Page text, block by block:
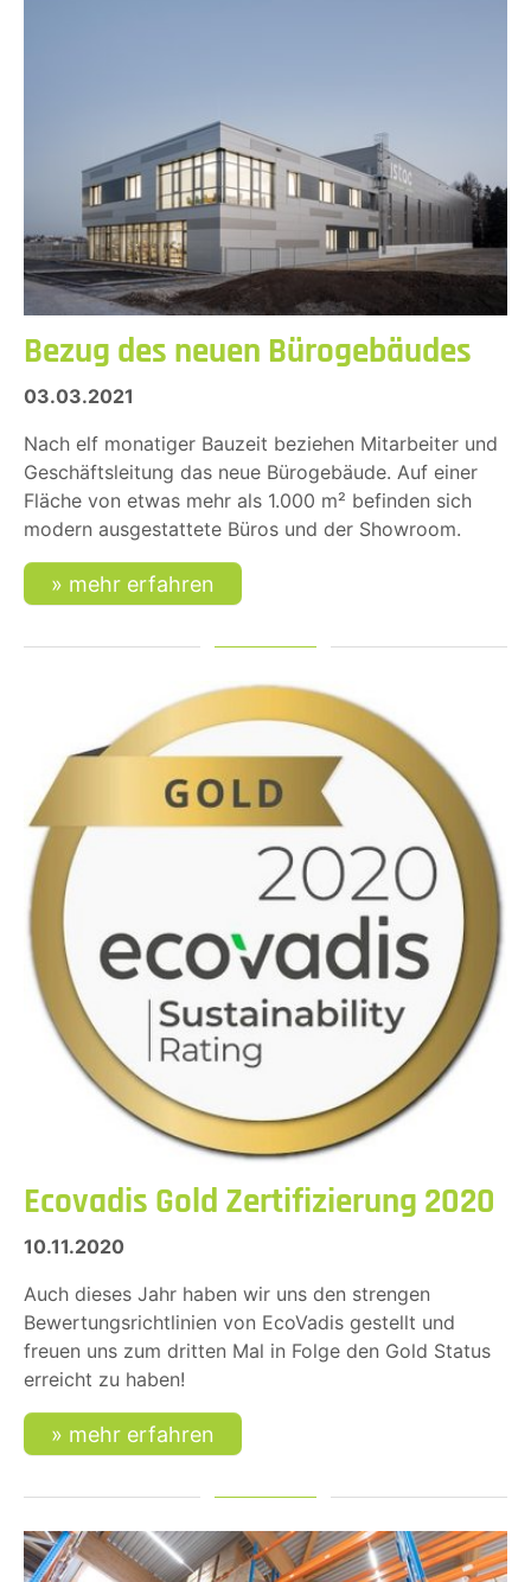
Bezug des neuen Bürogebäudes
03.03.2021
Nach elf monatiger Bauzeit beziehen Mitarbeiter und
Geschäftsleitung das neue Bürogebäude. Auf einer
Fläche von etwas mehr als 1.000 m² befinden sich
modern ausgestattete Büros und der Showroom.
mehr erfahren
Ecovadis Gold Zertifizierung 2020
10.11.2020
Auch dieses Jahr haben wir uns den strengen
Bewertungsrichtlinien von EcoVadis gestellt und
freuen uns zum dritten Mal in Folge den Gold Status
erreicht zu haben!
mehr erfahren